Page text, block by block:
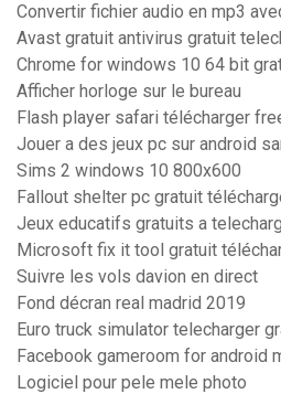
Convertir fichier audio en mp3
Avast gratuit antivirus gratuit
Chrome for windows 10 64 bit
Afficher horloge sur le bureau
Flash player safari télécharger
Jouer a des jeux pc sur android
Sims 2 windows 10 800x600
Fallout shelter pc gratuit
Jeux educatifs gratuits a
Microsoft fix it tool gratuit
Suivre les vols davion en direct
Fond décran real madrid 2019
Euro truck simulator telecharger
Facebook gameroom for android
Logiciel pour pele mele photo